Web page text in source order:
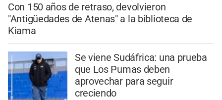
Con 150 años de retraso, devolvieron
"Antigüedades de Atenas" a la biblioteca de
Kiama
Se viene Sudáfrica: una prueba
que Los Pumas deben
aprovechar para seguir
creciendo